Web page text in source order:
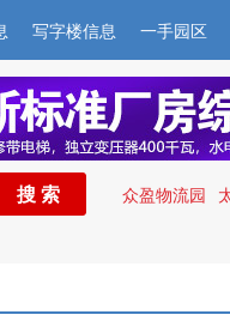
写字楼信息 一手园区
搜 索 众盈物流园